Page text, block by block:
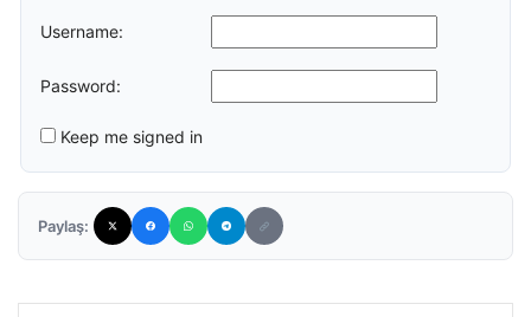
Username:
Password:
Keep me signed in
Paylaş: